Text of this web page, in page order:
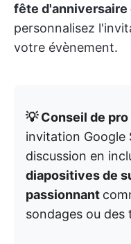
fête d'anniversaire
personnalisez
votre évènement.
💡 Conseil de pro
invitation Google
discussion en
diapositives de
passionnant
sondages ou des